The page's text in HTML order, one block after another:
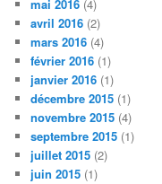
mai 2016 (4)
avril 2016 (2)
mars 2016 (4)
février 2016 (1)
janvier 2016 (1)
décembre 2015 (1)
novembre 2015 (4)
septembre 2015 (1)
juillet 2015 (2)
juin 2015 (1)